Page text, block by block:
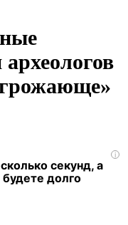
i
секунд, а
долго